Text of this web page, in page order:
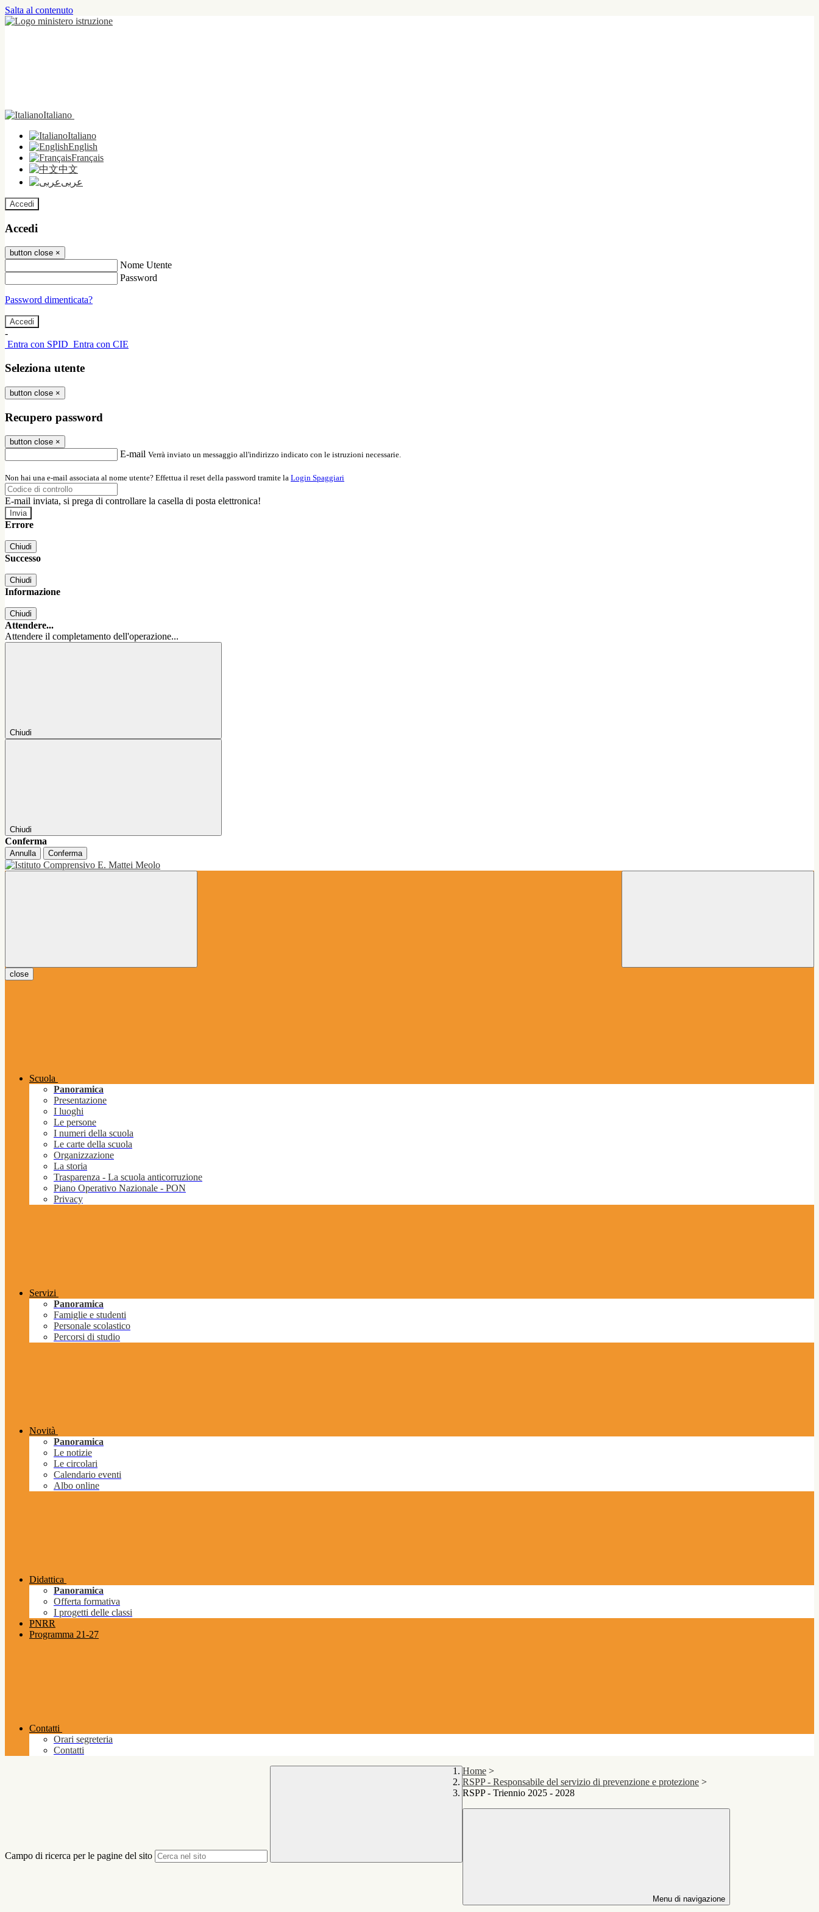
Salta al contenuto
Italiano
Italiano
English
Français
中文
عربى
Accedi
Accedi
button close ×
Nome Utente
Password
Password dimenticata?
-
Entra con SPID Entra con CIE
Seleziona utente
button close ×
Recupero password
button close ×
E-mail Verrà inviato un messaggio all'indirizzo indicato con le istruzioni necessarie.
Non hai una e-mail associata al nome utente? Effettua il reset della password tramite la Login Spaggiari
E-mail inviata, si prega di controllare la casella di posta elettronica!
Errore
Chiudi
Successo
Chiudi
Informazione
Chiudi
Attendere...
Attendere il completamento dell'operazione...
Chiudi
Chiudi
Conferma
Annulla Conferma
close
Scuola
Panoramica
Presentazione
I luoghi
Le persone
I numeri della scuola
Le carte della scuola
Organizzazione
La storia
Trasparenza - La scuola anticorruzione
Piano Operativo Nazionale - PON
Privacy
Servizi
Panoramica
Famiglie e studenti
Personale scolastico
Percorsi di studio
Novità
Panoramica
Le notizie
Le circolari
Calendario eventi
Albo online
Didattica
Panoramica
Offerta formativa
I progetti delle classi
PNRR
Programma 21-27
Contatti
Orari segreteria
Contatti
Campo di ricerca per le pagine del sito
Home >
RSPP - Responsabile del servizio di prevenzione e protezione >
RSPP - Triennio 2025 - 2028
Menu di navigazione